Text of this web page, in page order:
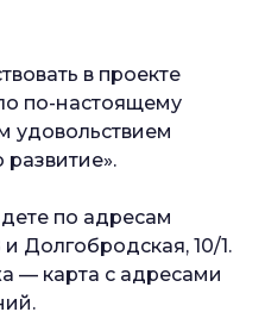
в проекте
по-настоящему
удовольствием
развитие».
по адресам
и Долгобродская, 10/1.
— карта с адресами